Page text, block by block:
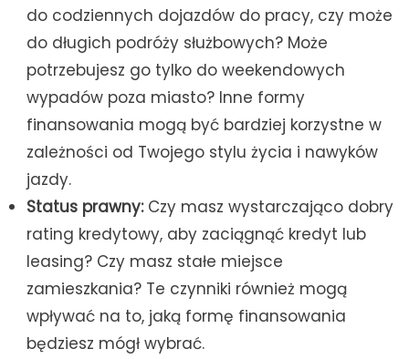
do codziennych dojazdów do pracy, czy może
do długich podróży służbowych? Może
potrzebujesz go tylko do weekendowych
wypadów poza miasto? Inne formy
finansowania mogą być bardziej korzystne w
zależności od Twojego stylu życia i nawyków
jazdy.
Status prawny:Czy masz wystarczająco dobry
rating kredytowy, aby zaciągnąć kredyt lub
leasing? Czy masz stałe miejsce
zamieszkania? Te czynniki również mogą
wpływać na to, jaką formę finansowania
będziesz mógł wybrać.